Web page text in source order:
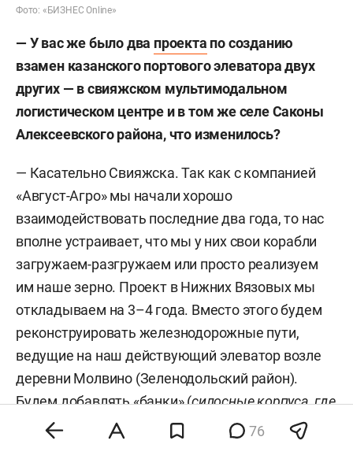
Фото: «БИЗНЕС Online»
— У вас же было два проекта по созданию
взамен казанского портового элеватора двух
других — в свияжском мультимодальном
логистическом центре и в том же селе Саконы
Алексеевского района, что изменилось?
— Касательно Свияжска. Так как с компанией
«Август-Агро» мы начали хорошо
взаимодействовать последние два года, то нас
вполне устраивает, что мы у них свои корабли
загружаем-разгружаем или просто реализуем
им наше зерно. Проект в Нижних Вязовых мы
откладываем на 3–4 года. Вместо этого будем
реконструировать железнодорожные пути,
ведущие на наш действующий элеватор возле
деревни Молвино (Зеленодольский район).
Будем добавлять «банки» (силосные корпуса, где
хранится зерно,— прим. ред.
) на 15 тысяч тонн.
76